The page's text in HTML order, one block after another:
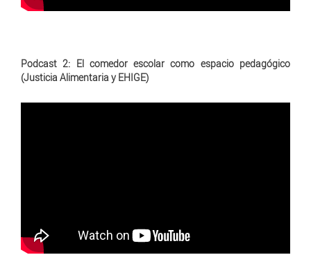
Podcast 2: El comedor escolar como espacio pedagógico
(Justicia Alimentaria y EHIGE)